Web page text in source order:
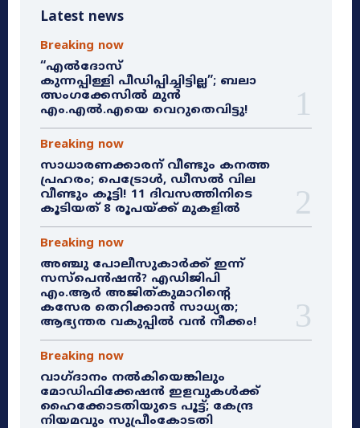
Latest news
Breaking now
“എൽദോസ്
കുന്നപ്പിള്ളി പീഡിപ്പിച്ചിട്ടില്ല”; ബലാ
ത്സംഗക്കേസിൽ മുൻ
എം.എൽ.എയെ വെറുതെവിട്ടു!
Breaking now
സാധാരണക്കാരന് വീണ്ടും കനത്ത
പ്രഹരം; പെട്രോൾ, ഡീസൽ വില
വീണ്ടും കൂട്ടി! 11 ദിവസത്തിനിടെ
കൂടിയത് 8 രൂപയ്ക്ക് മുകളിൽ
Breaking now
അഞ്ചു പോലീസുകാർക്ക് ഇന്ന്
സസ്‌പെൻഷൻ? എഡിജിപി
എം.ആർ അജിത്കുമാറിൻ്റെ
കസേര തെറിക്കാൻ സാധ്യത;
ആഭ്യന്തര വകുപ്പിൽ വൻ നീക്കം!
Breaking now
വാഗ്ദാനം നൽകിയെങ്കിലും
മോഡിഫിക്കേഷൻ ഇളവുകൾക്ക്
ഹൈക്കോടതിയുടെ പൂട്ട്; കേന്ദ്ര
നിയമവും സുപ്രീംകോടതി